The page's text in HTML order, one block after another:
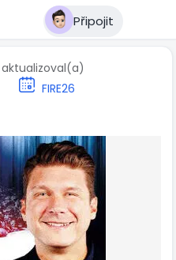
Připojit
aktualizoval(a)
FIRE26